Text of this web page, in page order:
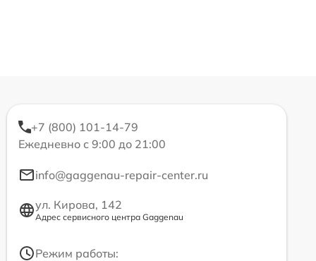
+7 (800) 101-14-79
Ежедневно с 9:00 до 21:00
info@gaggenau-repair-center.ru
ул. Кирова, 142
Адрес сервисного центра Gaggenau
Режим работы: